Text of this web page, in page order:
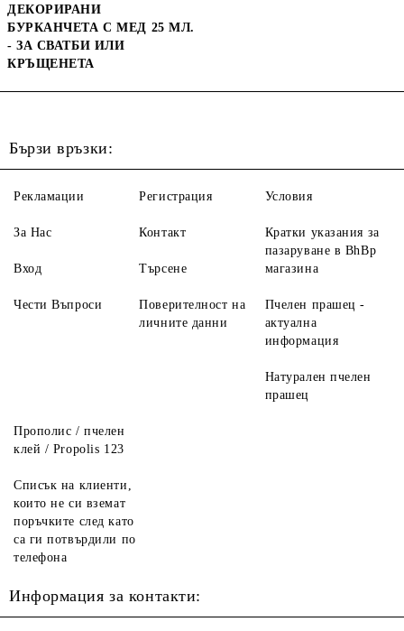
ДЕКОРИРАНИ
БУРКАНЧЕТА С МЕД 25 МЛ.
- ЗА СВАТБИ ИЛИ
КРЪЩЕНЕТА
Бързи връзки:
Рекламации
За Нас
Вход
Чести Въпроси
Регистрация
Контакт
Търсене
Поверителност на
личните данни
Условия
Кратки указания за
пазаруване в BhBp
магазина
Пчелен прашец -
актуална
информация
Натурален пчелен
прашец
Прополис / пчелен
клей / Propolis 123
Списък на клиенти,
които не си вземат
поръчките след като
са ги потвърдили по
телефона
Информация за контакти: